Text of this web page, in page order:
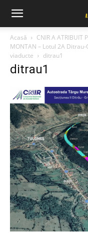
Acasă
CNIR A ATRIBUIT
MONTAN – Lotul 2A
viaducte
ditrau1
ditrau1